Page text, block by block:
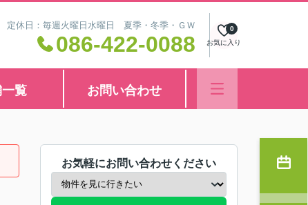
定休日：毎週火曜日水曜日 夏季・冬季・ＧＷ
086-422-0088 お気に入り
0
覧 お問い合わせ
お気軽にお問い合わせください